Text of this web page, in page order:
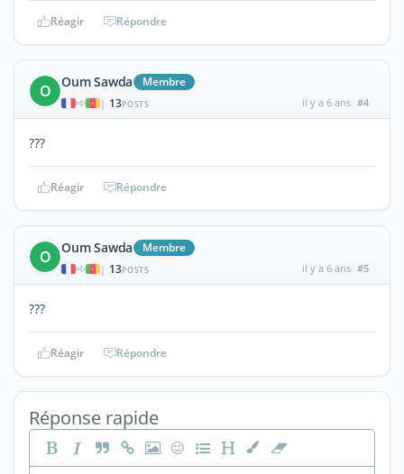
Réagir Répondre
O Oum Sawda Membre
| 13POSTS il y a 6 ans #4
???
Réagir Répondre
O Oum Sawda Membre
| 13POSTS il y a 6 ans #5
???
Réagir Répondre
Réponse rapide